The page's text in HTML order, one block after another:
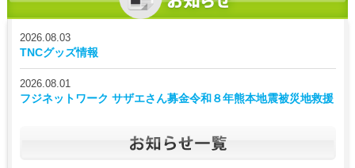
2026.08.03
TNCグッズ情報
2026.08.01
フジネットワーク サザエさん募金令和８年熊本地震被災地救援